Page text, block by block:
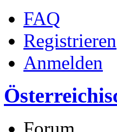
FAQ
Registrieren
Anmelden